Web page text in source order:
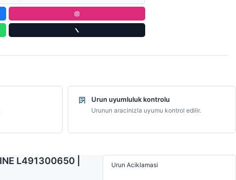
Urun uyumluluk kontrolu
Urunun aracinizla uyumu kontrol edilir.
L491300650 |
Urun Aciklamasi